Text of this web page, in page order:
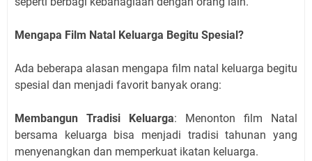
Mengapa Film Natal Keluarga Begitu Spesial?
Ada beberapa alasan mengapa film natal keluarga begitu
spesial dan menjadi favorit banyak orang:
Membangun Tradisi Keluarga: Menonton film Natal
bersama keluarga bisa menjadi tradisi tahunan yang
menyenangkan dan memperkuat ikatan keluarga.